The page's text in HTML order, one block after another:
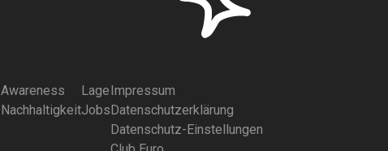
Awareness
Nachhaltigkeit
Lage
Jobs
Impressum
Datenschutzerklärung
Datenschutz-Einstellungen